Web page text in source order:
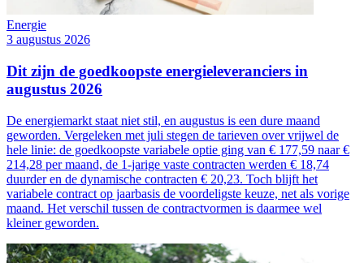
Energie
3 augustus 2026
Dit zijn de goedkoopste energieleveranciers in
augustus 2026
De energiemarkt staat niet stil, en augustus is een dure maand
geworden. Vergeleken met juli stegen de tarieven over vrijwel de
hele linie: de goedkoopste variabele optie ging van € 177,59 naar €
214,28 per maand, de 1-jarige vaste contracten werden € 18,74
duurder en de dynamische contracten € 20,23. Toch blijft het
variabele contract op jaarbasis de voordeligste keuze, net als vorige
maand. Het verschil tussen de contractvormen is daarmee wel
kleiner geworden.